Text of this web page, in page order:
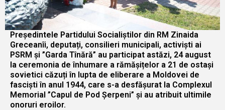
Președintele Partidului Socialiștilor din RM Zinaida
Greceanîi, deputați, consilieri municipali, activiști ai
PSRM și ”Garda Tînără” au participat astăzi, 24 august
la ceremonia de înhumare a rămășițelor a 21 de ostași
sovietici căzuți în lupta de eliberare a Moldovei de
fasciști în anul 1944, care s-a desfășurat la Complexul
Memorial ”Capul de Pod Șerpeni” și au atribuit ultimile
onoruri eroilor.